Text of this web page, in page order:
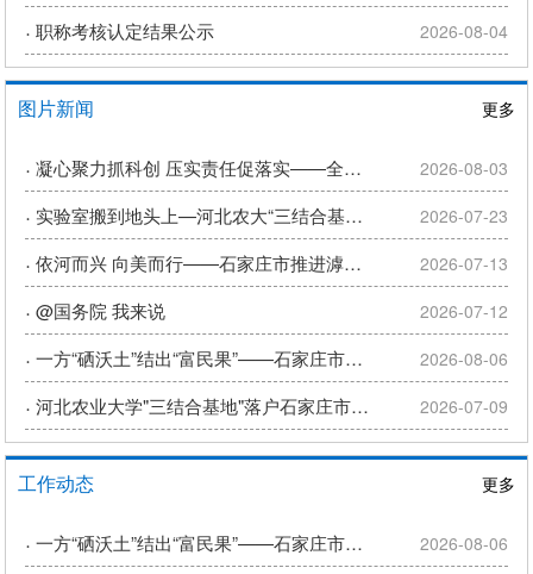
· 职称考核认定结果公示 2026-08-04
图片新闻 更多
· 凝心聚力抓科创 压实责任促落实——全市2026年农业科技教育工... 2026-08-03
· 实验室搬到地头上—河北农大“三结合基地”落地市农科院赵县基地 2026-07-23
· 依河而兴 向美而行——石家庄市推进滹沱河沿岸和美乡村重点片区建... 2026-07-13
· @国务院 我来说 2026-07-12
· 一方“硒沃土”结出“富民果”——石家庄市栾城区做强富硒食品产业... 2026-08-06
· 河北农业大学"三结合基地"落户石家庄市农林科学研究院赵县实验基... 2026-07-09
工作动态 更多
· 一方“硒沃土”结出“富民果”——石家庄市栾城区做强富硒食品产业... 2026-08-06